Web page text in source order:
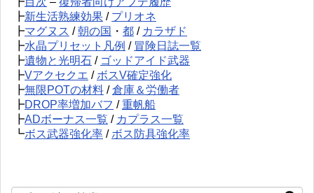
┣新生活熟練効果 / プリオネ
┣マグヌス /朝の国 ・ 都 / カラザド
┣水晶プリセット凡例 / 冒険日誌一覧
┣遺物と光明石 / ゴッドアイド武器
┣Vアクセクエ / ボスV確定強化
┣無限POTの材料 /倉庫＆労働者
┣DROP率増加バフ /重帆船
┣ADボーナス一覧 / カプラス一覧
┗ボス武器強化率 / ボス防具強化率